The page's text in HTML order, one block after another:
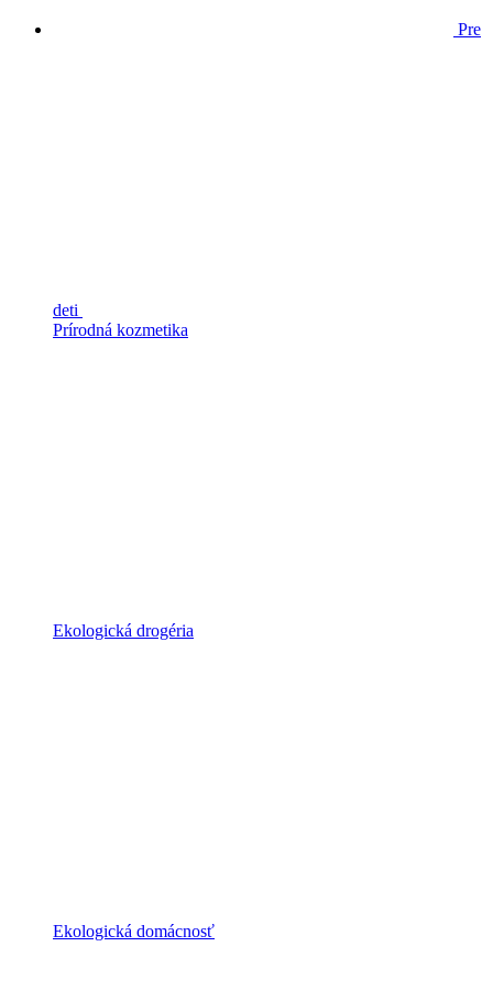
Pre
deti
Prírodná kozmetika
Ekologická drogéria
Ekologická domácnosť